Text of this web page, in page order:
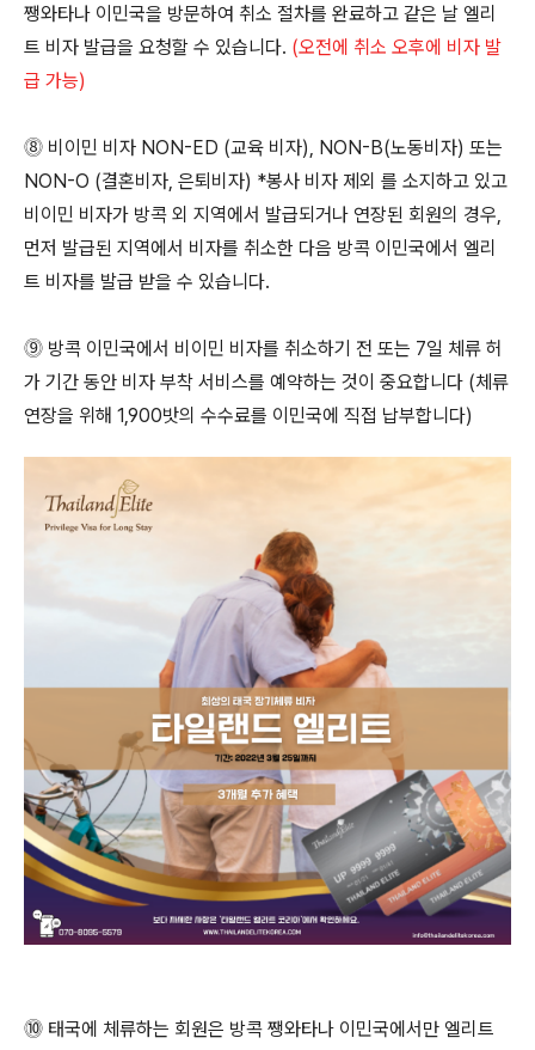
쨍와타나 이민국을 방문하여 취소 절차를 완료하고 같은 날 엘리
트 비자 발급을 요청할 수 있습니다. (오전에 취소 오후에 비자 발
급 가능)
⓼ 비이민 비자 NON-ED (교육 비자), NON-B(노동비자) 또는
NON-O (결혼비자, 은퇴비자) *봉사 비자 제외 를 소지하고 있고
비이민 비자가 방콕 외 지역에서 발급되거나 연장된 회원의 경우,
먼저 발급된 지역에서 비자를 취소한 다음 방콕 이민국에서 엘리
트 비자를 발급 받을 수 있습니다.
⓽ 방콕 이민국에서 비이민 비자를 취소하기 전 또는 7일 체류 허
가 기간 동안 비자 부착 서비스를 예약하는 것이 중요합니다 (체류
연장을 위해 1,900밧의 수수료를 이민국에 직접 납부합니다)
⓾ 태국에 체류하는 회원은 방콕 쨍와타나 이민국에서만 엘리트